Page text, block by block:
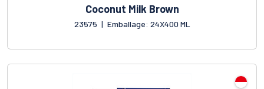
Coconut Milk Brown
23575 | Emballage: 24X400 ML